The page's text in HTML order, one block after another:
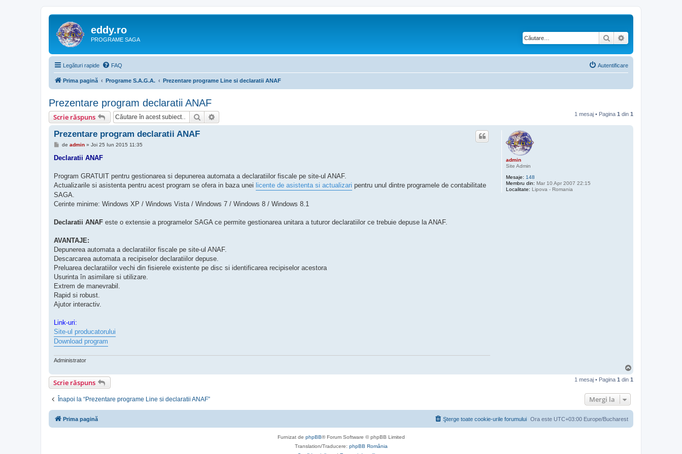
eddy.ro
PROGRAME SAGA Căutare
Legături rapide FAQ Autentificare
Prima pagină Programe S.A.G.A. Prezentare programe Line si declaratii ANAF
Prezentare program declaratii ANAF
Scrie răspuns Căutare 1 mesaj • Pagina 1 din 1
admin
Site Admin
Mesaje: 148
Membru din: Mar 10 Apr 2007 22:15
Localitate: Lipova - Romania
Prezentare program declaratii ANAF
M
s
de admin» Joi 25 Iun 2015 11:35
Declaratii ANAF
Program GRATUIT pentru gestionarea si depunerea automata a declaratiilor fiscale pe site-ul ANAF.
Actualizarile si asistenta pentru acest program se ofera in baza unei licente de asistenta si actualizari pentru unul dintre programele de contabilitate
SAGA.
Cerinte minime: Windows XP / Windows Vista / Windows 7 / Windows 8 / Windows 8.1
Declaratii ANAF este o extensie a programelor SAGA ce permite gestionarea unitara a tuturor declaratiilor ce trebuie depuse la ANAF.
AVANTAJE:
Depunerea automata a declaratiilor fiscale pe site-ul ANAF.
Descarcarea automata a recipiselor declaratiilor depuse.
Preluarea declaratiilor vechi din fisierele existente pe disc si identificarea recipiselor acestora
Usurinta în asimilare si utilizare.
Extrem de manevrabil.
Rapid si robust.
Ajutor interactiv.
Link-uri:
Site-ul producatorului
Download program
Administrator
s
Scrie răspuns 1 mesaj • Pagina 1 din 1
Înapoi la “Prezentare programe Line si declaratii ANAF” Mergi la
Prima pagină Ora este UTC+03:00 Europe/Bucharest
Şterge toate cookie-urile forumului
Furnizat de phpBB® Forum Software © phpBB Limited
Translation/Traducere: phpBB România